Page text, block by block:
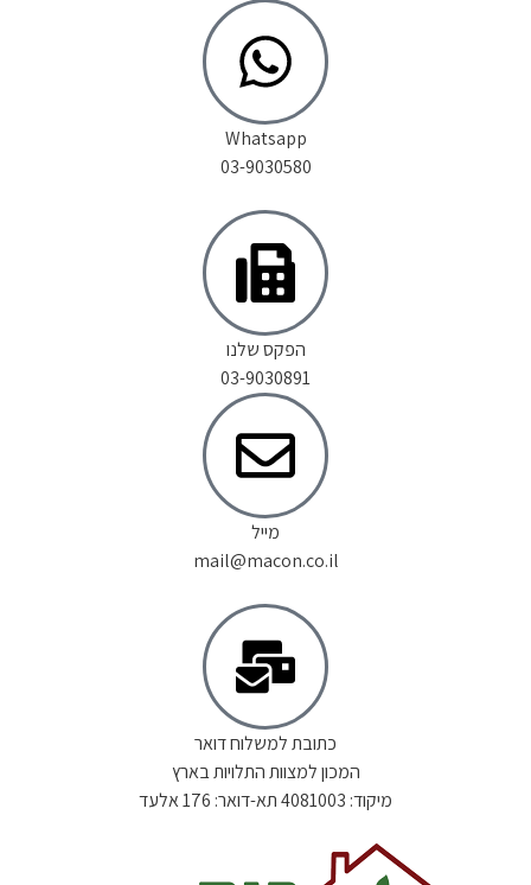
Whatsapp
03-9030580
הפקס שלנו
03-9030891
מייל
mail@macon.co.il
כתובת למשלוח דואר
המכון למצוות התלויות בארץ
מיקוד: 4081003 תא-דואר: 176 אלעד